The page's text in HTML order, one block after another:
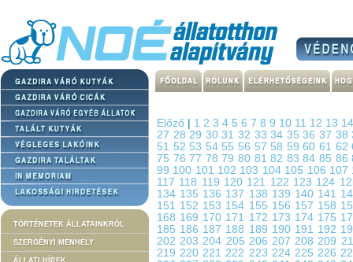
TÖRTÉNETEK ÁLLATAINKRÓL
SZERGÉNYI MENHELY
ÁLLATI HÍREK
Előző 1 2 3 4 5 6 7 8 9 10 11 12 13
27 2829 303132 3334 353637 38
51 52 53 54 55 56 57 58 596061 62
75 7677 787980 8182 838485 86
99 100 101 102 103 104 105 106 107
117 118 119 120 121 122 123 124
134 135 136 137 138 139 140 141
151 152 153 154 155 156 157 158
168 169 170 171 172 173 174 175
185 186 187 188 189 190 191 192
202203204 205 206 207208209
219220221222 223 224 225 226